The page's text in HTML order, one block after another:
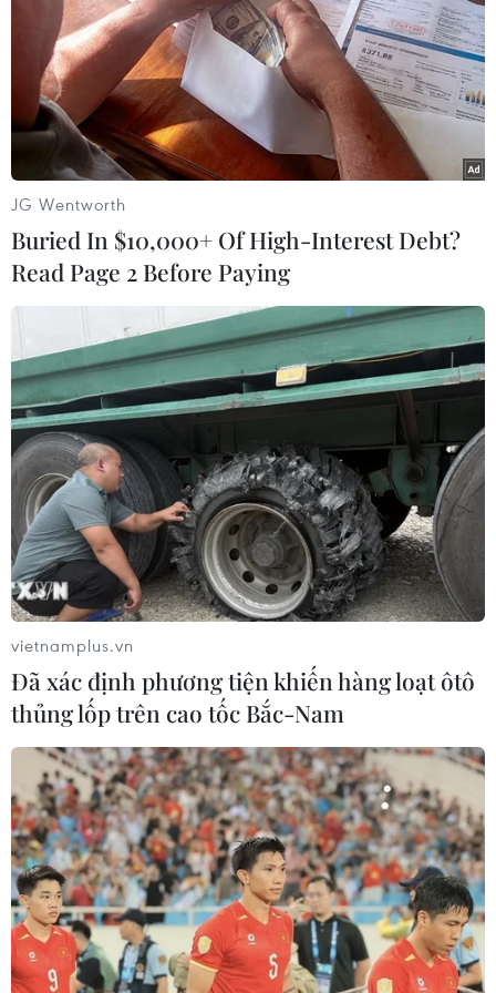
#Cuộc chiến thương mại Mỹ-Trung
Mỹ
Trung Quốc
Theo dõi VietnamPlus
TIN LIÊN QUAN
Mỹ sẽ xem xét thỏa thuận thương mại tạm
thời với Trung Quốc
JG Wentworth
Buried In $10,000+ Of High-Interest Debt?
Read Page 2 Before Paying
vietnamplus.vn
Đã xác định phương tiện khiến hàng loạt ôtô
thủng lốp trên cao tốc Bắc-Nam